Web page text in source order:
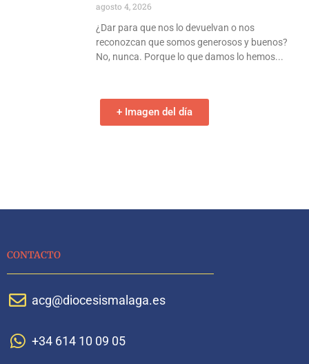
agosto 4, 2026
¿Dar para que nos lo devuelvan o nos
reconozcan que somos generosos y buenos?
No, nunca. Porque lo que damos lo hemos
+ Imagen del día
CONTACTO
acg@diocesismalaga.es
+34 614 10 09 05